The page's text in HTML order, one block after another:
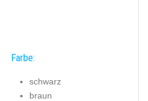
Farbe:
schwarz
braun